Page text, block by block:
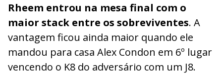
Rheem entrou na mesa final com o
maior stack entre os sobreviventes. A
vantagem ficou ainda maior quando ele
mandou para casa Alex Condon em 6º lugar
vencendo o K8 do adversário com um J8.